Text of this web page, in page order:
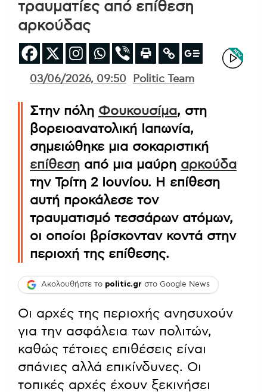
τραυματίες από επίθεση
αρκούδας
03/06/2026, 09:50 Politic Team
Στην πόλη Φουκουσίμα, στη
βορειοανατολική Ιαπωνία,
σημειώθηκε μια σοκαριστική
επίθεση από μια μαύρη αρκούδα
την Τρίτη 2 Ιουνίου. Η επίθεση
αυτή προκάλεσε τον
τραυματισμό τεσσάρων ατόμων,
οι οποίοι βρίσκονταν κοντά στην
περιοχή της επίθεσης.
Ακολουθήστε το politic.gr στο Google News
Οι αρχές της περιοχής ανησυχούν
για την ασφάλεια των πολιτών,
καθώς τέτοιες επιθέσεις είναι
σπάνιες αλλά επικίνδυνες. Οι
τοπικές αρχές έχουν ξεκινήσει